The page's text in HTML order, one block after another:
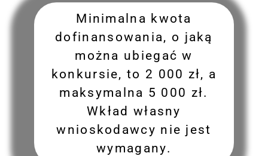
Minimalna kwota
dofinansowania, o jaką
można ubiegać w
konkursie, to 2 000 zł, a
maksymalna 5 000 zł.
Wkład własny
wnioskodawcy nie jest
wymagany.